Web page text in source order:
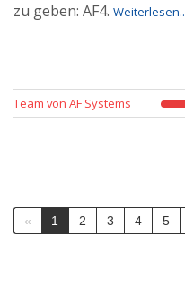
zu geben: AF4. Weiterlesen..
Team von AF Systems
« 1 2 3 4 5